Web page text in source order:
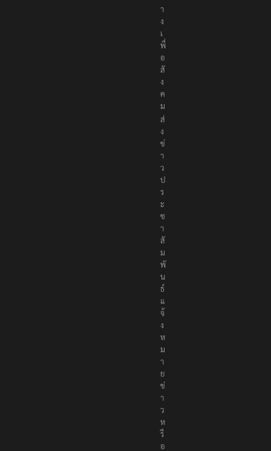
า
ง
เ
พื่
อ
สั
ง
ค
ม
ส่
ง
ข่
า
ว
ป
ร
ะ
ช
า
สั
ม
พั
น
ธ์
แ
จ้
ง
ห
ม
า
ย
ข่
า
ว
ห
รื
อ